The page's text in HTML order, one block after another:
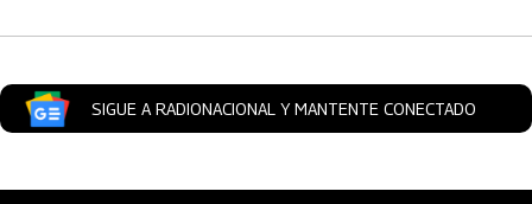
SIGUE A RADIONACIONAL Y MANTENTE CONECTADO